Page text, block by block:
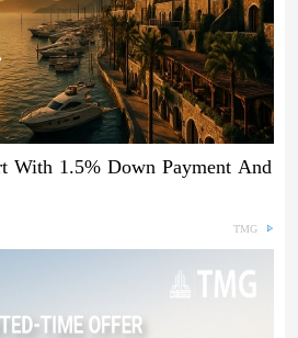
With 1.5% Down Payment And
TMG